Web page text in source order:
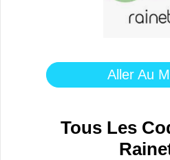
Aller Au
Tous Les